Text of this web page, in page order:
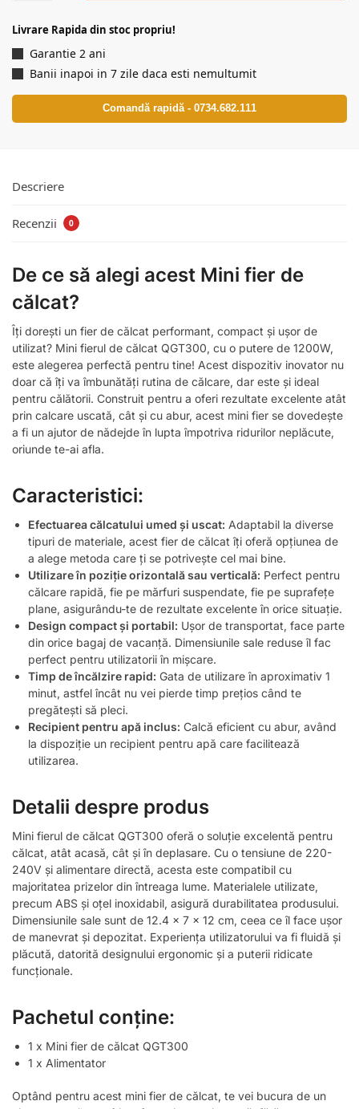
Livrare Rapida din stoc propriu!
Garantie 2 ani
Banii inapoi in 7 zile daca esti nemultumit
Comandă rapidă - 0734.682.111
Descriere
Recenzii 0
De ce să alegi acest Mini fier de
călcat?
Îți dorești un fier de călcat performant, compact și ușor de
utilizat? Mini fierul de călcat QGT300, cu o putere de 1200W,
este alegerea perfectă pentru tine! Acest dispozitiv inovator nu
doar că îți va îmbunătăți rutina de călcare, dar este și ideal
pentru călătorii. Construit pentru a oferi rezultate excelente atât
prin calcare uscată, cât și cu abur, acest mini fier se dovedește
a fi un ajutor de nădejde în lupta împotriva ridurilor neplăcute,
oriunde te-ai afla.
Caracteristici:
Efectuarea călcatului umed și uscat: Adaptabil la diverse
tipuri de materiale, acest fier de călcat îți oferă opțiunea de
a alege metoda care ți se potrivește cel mai bine.
Utilizare în poziție orizontală sau verticală: Perfect pentru
călcare rapidă, fie pe mărfuri suspendate, fie pe suprafețe
plane, asigurându-te de rezultate excelente în orice situație.
Design compact și portabil: Ușor de transportat, face parte
din orice bagaj de vacanță. Dimensiunile sale reduse îl fac
perfect pentru utilizatorii în mișcare.
Timp de încălzire rapid: Gata de utilizare în aproximativ 1
minut, astfel încât nu vei pierde timp prețios când te
pregătești să pleci.
Recipient pentru apă inclus: Calcă eficient cu abur, având
la dispoziție un recipient pentru apă care facilitează
utilizarea.
Detalii despre produs
Mini fierul de călcat QGT300 oferă o soluție excelentă pentru
călcat, atât acasă, cât și în deplasare. Cu o tensiune de 220-
240V și alimentare directă, acesta este compatibil cu
majoritatea prizelor din întreaga lume. Materialele utilizate,
precum ABS și oțel inoxidabil, asigură durabilitatea produsului.
Dimensiunile sale sunt de 12.4 x 7 x 12 cm, ceea ce îl face ușor
de manevrat și depozitat. Experiența utilizatorului va fi fluidă și
plăcută, datorită designului ergonomic și a puterii ridicate
funcționale.
Pachetul conține:
1 x Mini fier de călcat QGT300
1 x Alimentator
Optând pentru acest mini fier de călcat, te vei bucura de un